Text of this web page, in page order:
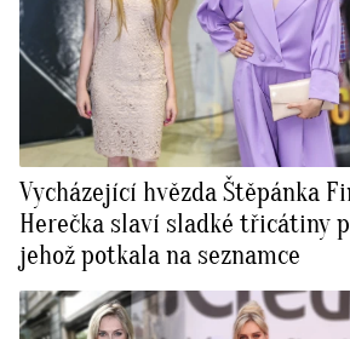
Vycházející hvězda Štěpánka
Herečka slaví sladké třicátiny
jehož potkala na seznamce